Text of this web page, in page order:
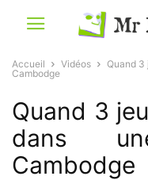
Accueil Vidéos
Quand 3
Cambodge
Quand 3
dans
Cambodge